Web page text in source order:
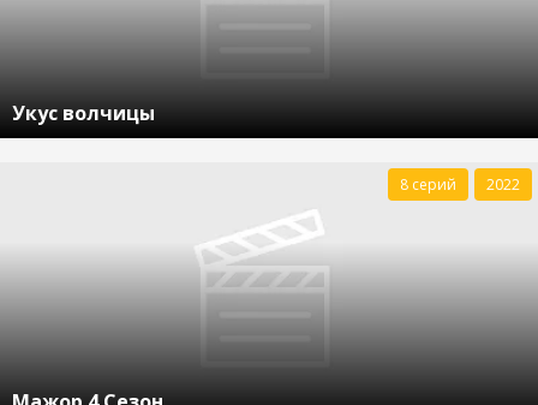
Укус волчицы
8 серий 2022